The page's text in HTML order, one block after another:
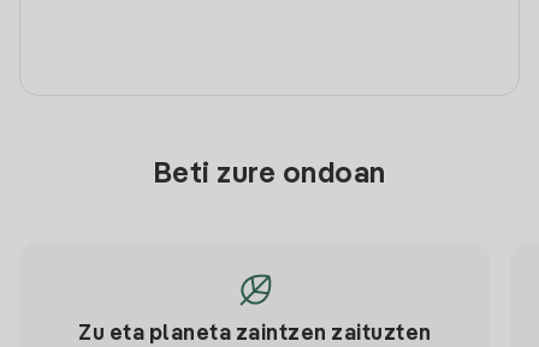
Beti zure ondoan
Zu eta planeta zaintzen zaituzten